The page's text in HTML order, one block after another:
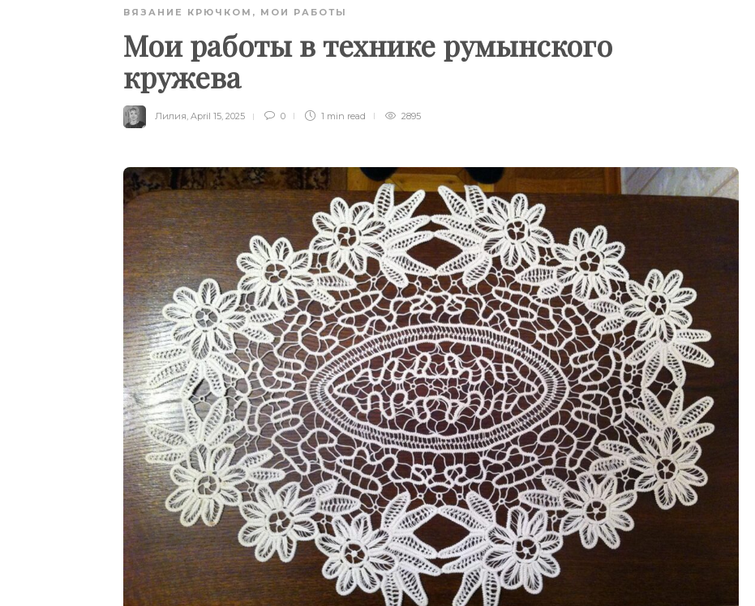
ВЯЗАНИЕ КРЮЧКОМ , МОИ РАБОТЫ
Мои работы в технике румынского
кружева
Лилия, April 15, 2025 0 1 min read 2895